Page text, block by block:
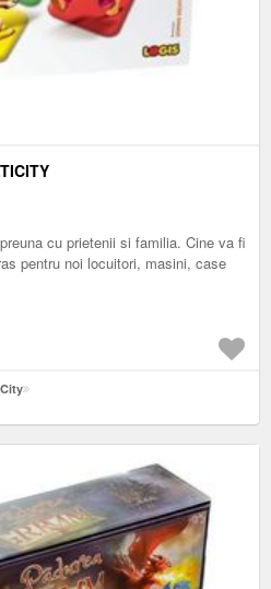
cu prietenii si familia. Cine va fi
pentru noi locuitori, masini, case